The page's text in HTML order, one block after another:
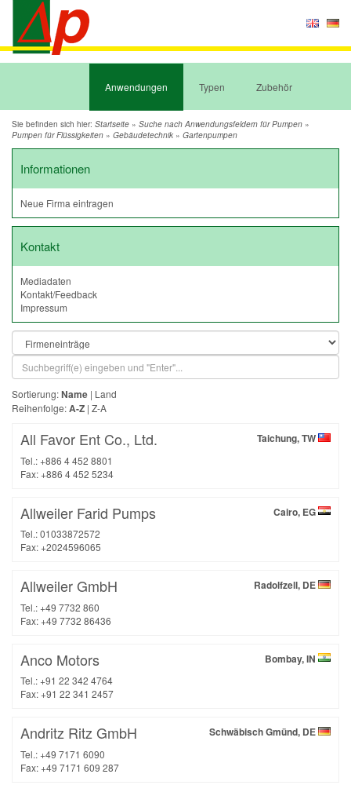
Anwendungen Typen Zubehör
Sie befinden sich hier: Startseite » Suche nach Anwendungsfeldern für Pumpen »
Pumpen für Flüssigkeiten » Gebäudetechnik » Gartenpumpen
Informationen
Neue Firma eintragen
Kontakt
Mediadaten
Kontakt/Feedback
Impressum
Sortierung:Name | Land
Reihenfolge:A-Z | Z-A
Taichung, TW
All Favor Ent Co., Ltd.
Tel.: +886 4 452 8801
Fax: +886 4 452 5234
Cairo, EG
Allweiler Farid Pumps
Tel.: 01033872572
Fax: +2024596065
Radolfzell, DE
Allweiler GmbH
Tel.: +49 7732 860
Fax: +49 7732 86436
Bombay, IN
Anco Motors
Tel.: +91 22 342 4764
Fax: +91 22 341 2457
Schwäbisch Gmünd, DE
Andritz Ritz GmbH
Tel.: +49 7171 6090
Fax: +49 7171 609 287